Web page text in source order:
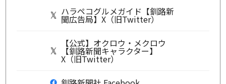
ハラペコグルメガイド【釧路新
聞広告局】X（旧Twitter）
【公式】オクロウ・メクロウ
【釧路新聞キャラクター】
X（旧Twitter）